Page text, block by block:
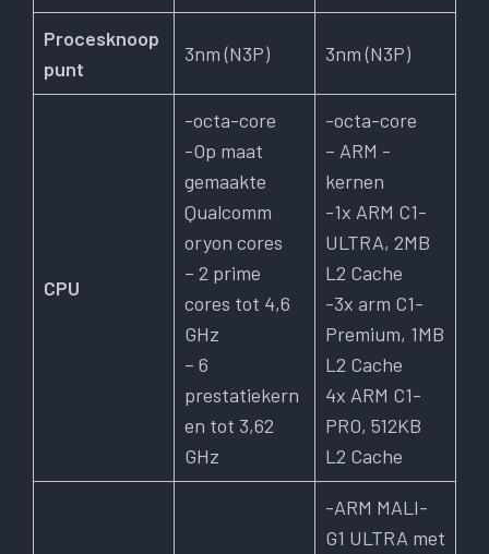
Procesknoop
punt
3nm (N3P) 3nm (N3P)
CPU
-octa-core
-Op maat
gemaakte
Qualcomm
oryon cores
– 2 prime
cores tot 4,6
GHz
– 6
prestatiekern
en tot 3,62
GHz
-octa-core
– ARM -
kernen
-1x ARM C1-
ULTRA, 2MB
L2 Cache
-3x arm C1-
Premium, 1MB
L2 Cache
4x ARM C1-
PRO, 512KB
L2 Cache
-ARM MALI-
G1 ULTRA met